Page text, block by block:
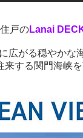
戸のLanai
広がる穏やかな
する関門海峡を